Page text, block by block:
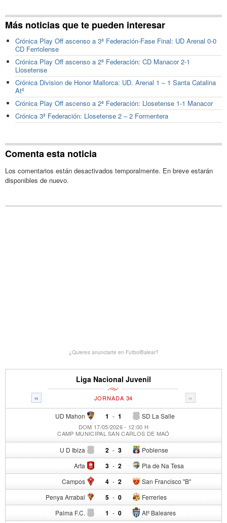
Más noticias que te pueden interesar
Crónica Play Off ascenso a 3ª Federación-Fase Final: UD Arenal 0-0
CD Ferriolense
Crónica Play Off ascenso a 2ª Federación: CD Manacor 2-1
Llosetense
Crónica Division de Honor Mallorca: UD. Arenal 1 – 1 Santa Catalina
Atº
Crónica Play Off ascenso a 2ª Federación: Llosetense 1-1 Manacor
Crónica 3ª Federación: Llosetense 2 – 2 Formentera
Comenta esta noticia
Los comentarios están desactivados temporalmente. En breve estarán
disponibles de nuevo.
¿Quieres anunciarte en FutbolBalear?
Liga Nacional Juvenil
« »
JORNADA 34
UD Mahon 1 - SD La Salle
1
DOM 17/05/2026 - 12:00 H
CAMP MUNICIPAL SAN CARLOS DE MAÓ
U D Ibiza 2 - Poblense
3
Arta 3 - Pla de Na Tesa
2
Campos 4 - San Francisco "B"
2
Penya Arrabal 5 - Ferreries
0
Palma F.C. 1 - Atº Baleares
0